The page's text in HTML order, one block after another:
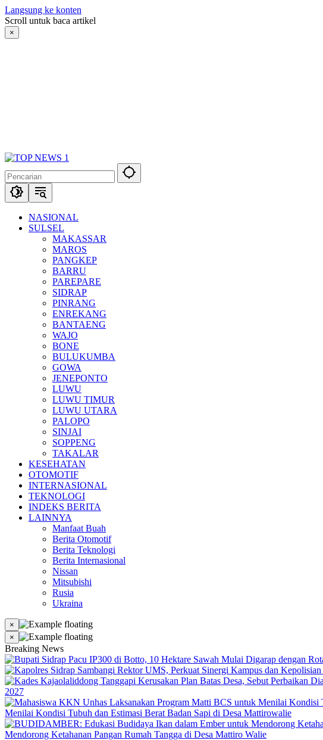
Langsung ke konten
Scroll untuk baca artikel
×
NASIONAL
SULSEL
MAKASSAR
MAROS
PANGKEP
BARRU
PAREPARE
SIDRAP
PINRANG
ENREKANG
BANTAENG
WAJO
BONE
BULUKUMBA
GOWA
JENEPONTO
LUWU
LUWU TIMUR
LUWU UTARA
PALOPO
SINJAI
SOPPENG
TAKALAR
KESEHATAN
OTOMOTIF
INTERNASIONAL
TEKNOLOGI
INDEKS BERITA
LAINNYA
Manfaat Buah
Berita Otomotif
Berita Teknologi
Berita Internasional
Nissan
Mitsubishi
Rusia
Ukraina
×
×
Breaking News
2027
Menilai Kondisi Tubuh dan Estimasi Berat Badan Sapi di Desa Mattirowalie
Mendorong Ketahanan Pangan Rumah Tangga di Desa Mattiro Walie